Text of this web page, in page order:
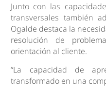
Junto con las
transversales también
Ogalde destaca la
resolución de
orientación al cliente.
“La capacidad de
transformado en una